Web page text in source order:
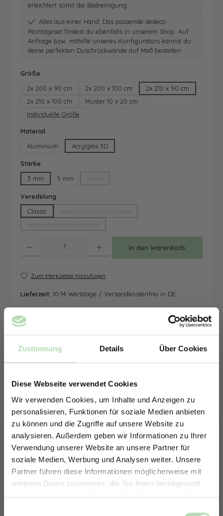
Zustimmung Details Über Cookies
Diese Webseite verwendet Cookies
Wir verwenden Cookies, um Inhalte und Anzeigen zu
personalisieren, Funktionen für soziale Medien anbieten
zu können und die Zugriffe auf unsere Website zu
analysieren. Außerdem geben wir Informationen zu Ihrer
Verwendung unserer Website an unsere Partner für
soziale Medien, Werbung und Analysen weiter. Unsere
Partner führen diese Informationen möglicherweise mit
weiteren Daten zusammen, die Sie ihnen bereitgestellt
haben oder die sie im Rahmen Ihrer Nutzung der Dienste
erleichtert somit die Badreinigung
Alles aus einer Hand: Das passende dedeco
Montageset findest du ebenfalls in unserem Shop. Auf
Anfrage bzw. mithilfe unseres Konfigurators kannst du
deine perfekten Duschrückwände auf Maß bestellen
Größe
2x 200 x 90 cm
2x 200 x 100 cm
2x 210 x 90 cm
2x 210 x 100 cm
Muster 10 x 20 cm
Individuelle Größe
Material
Aluminium
Acrylglas 3D
Stärke
3 mm
5 mm
Veredelung
Classic
In den Warenkorb
Zum Merkzettel hinzufügen
Lieferzeit: 10-14 Werktage / Versandkostenfrei in DE
ERHALTE 5% RABATT AUF
DEINE RÜCKWÄNDE